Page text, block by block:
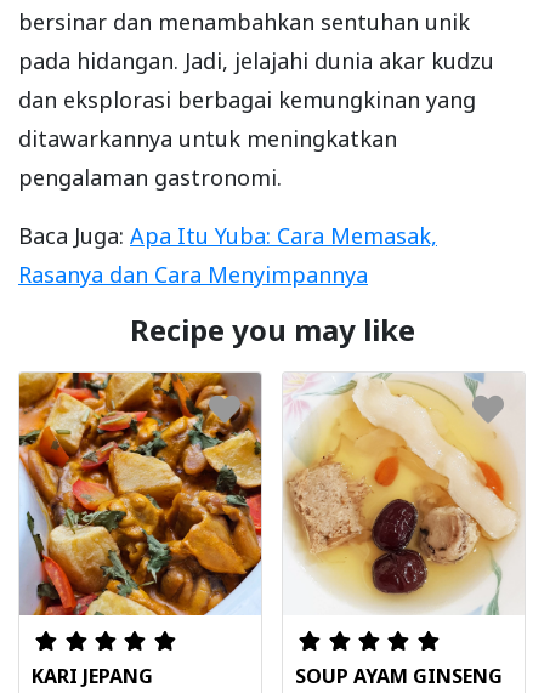
bersinar dan menambahkan sentuhan unik
pada hidangan. Jadi, jelajahi dunia akar kudzu
dan eksplorasi berbagai kemungkinan yang
ditawarkannya untuk meningkatkan
pengalaman gastronomi.
Baca Juga: Apa Itu Yuba: Cara Memasak,
Rasanya dan Cara Menyimpannya
Recipe you may like
KARI JEPANG
SOUP AYAM GINSENG